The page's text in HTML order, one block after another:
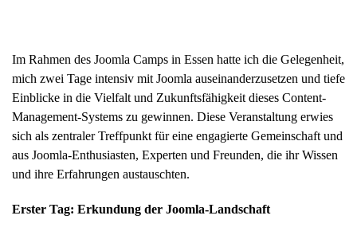
Im Rahmen des Joomla Camps in Essen hatte ich die Gelegenheit,
mich zwei Tage intensiv mit Joomla auseinanderzusetzen und tiefe
Einblicke in die Vielfalt und Zukunftsfähigkeit dieses Content-
Management-Systems zu gewinnen. Diese Veranstaltung erwies
sich als zentraler Treffpunkt für eine engagierte Gemeinschaft und
aus Joomla-Enthusiasten, Experten und Freunden, die ihr Wissen
und ihre Erfahrungen austauschten.
Erster Tag: Erkundung der Joomla-Landschaft